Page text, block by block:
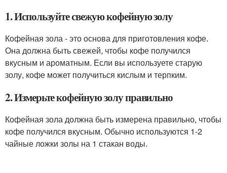
1. Используйте свежую кофейную золу
Кофейная зола - это основа для приготовления кофе.
Она должна быть свежей, чтобы кофе получился
вкусным и ароматным. Если вы используете старую
золу, кофе может получиться кислым и терпким.
2. Измерьте кофейную золу правильно
Кофейная зола должна быть измерена правильно, чтобы
кофе получился вкусным. Обычно используются 1-2
чайные ложки золы на 1 стакан воды.